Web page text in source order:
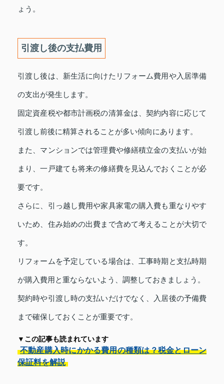
ょう。
引渡し後の支払費用
引渡し後は、新生活に向けたリフォーム費用や入居準備
の支出が発生します。
固定資産税や都市計画税の清算金は、契約内容に応じて
引渡し前後に精算されることが多い傾向にあります。
また、マンションでは管理費や修繕積立金の支払いが始
まり、一戸建ても将来の修繕費を見込んでおくことが必
要です。
さらに、引っ越し費用や家具家電の購入費も重なりやす
いため、住み始めの出費まで含めて考えることが大切で
す。
リフォームを予定している場合は、工事時期と支払時期
が購入費用と重ならないよう、調整しておきましょう。
契約時や引渡し時の支払いだけでなく、入居後の予備費
まで確保しておくことが重要です。
▼この記事も読まれています
不動産購入時にかかる費用の種類は？税金とローン
保証料を解説